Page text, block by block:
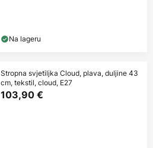
Na lageru
Stropna svjetiljka Cloud, plava, duljine 43
cm, tekstil, cloud, E27
103,90 €